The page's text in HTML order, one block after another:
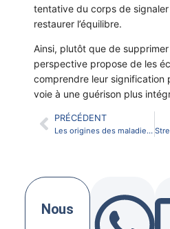
tentative du corps de
restaurer l’équilibre.
Ainsi, plutôt que de
perspective propose de les
comprendre leur signification
voie à une guérison plus
PRÉCÉDENT
Les origines des maladies : entre biologie, mémoire cellulaire et déséquilibres vibratoires
Nous